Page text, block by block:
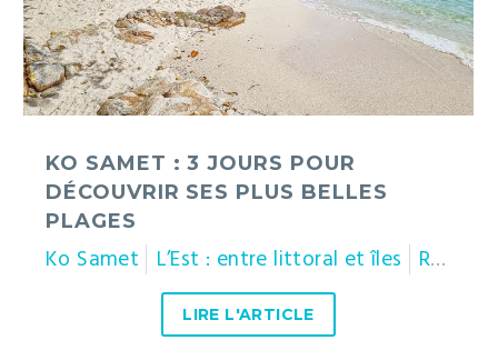
ses
plus
belles
plages
KO SAMET : 3 JOURS POUR
DÉCOUVRIR SES PLUS BELLES
PLAGES
Ko Samet L’Est : entre littoral et îles Rayong
LIRE L'ARTICLE